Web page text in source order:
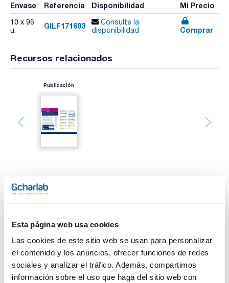
Esta página web usa cookies
Las cookies de este sitio web se usan para personalizar
el contenido y los anuncios, ofrecer funciones de redes
sociales y analizar el tráfico. Además, compartimos
información sobre el uso que haga del sitio web con
Envase Referencia Disponibilidad Mi Precio
10 x 96
u.
GILF171603
Consulte la
disponibilidad
Comprar
Recursos relacionados
Publicación
Imprimir ficha de
producto
Descripción : DF300ST Filter TIPACK
Volumen : 10-300 μL
Longitud (mm) : 51
Pack (u.) : 10x96
Las puntas con filtro esterilizadas PIPETMAN® DIAMOND
están diseñadas para ajustarse perfectamente a las pipetas
PIPETMAN, ofreciendo la máxima precisión en el pipeteo y
Ver más